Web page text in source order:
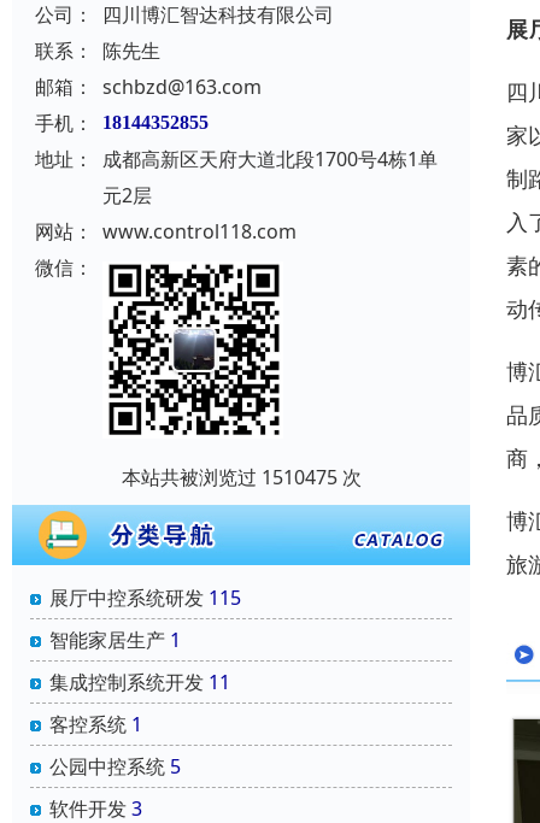
公司：
四川博汇智达科技有限公司
联系：
陈先生
邮箱：
schbzd@163.com
手机：
18144352855
地址：
成都高新区天府大道北段1700号4栋1单
元2层
网站：
www.control118.com
微信：
本站共被浏览过 1510475 次
展厅中控系统研发 115
智能家居生产 1
集成控制系统开发 11
客控系统 1
公园中控系统 5
软件开发3
展
四
家
制
入
素
动
博
品
商
博
旅